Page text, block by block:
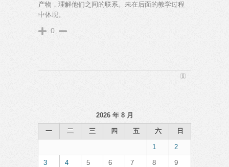
产物，理解他们之间的联系。未在后面的教学过程
中体现。
0
2026 年 8 月
一 二 三 四 五 六 日
1 2
3 4 5 6 7 8 9